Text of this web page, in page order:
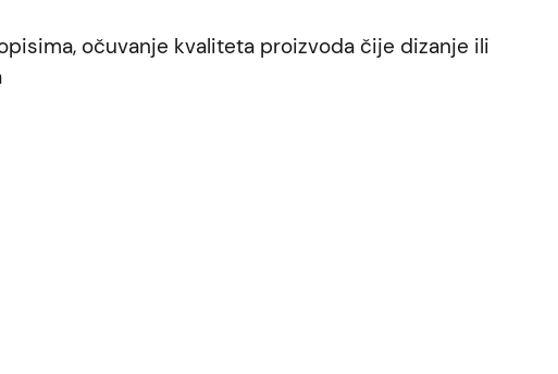
očuvanje kvaliteta proizvoda čije dizanje ili